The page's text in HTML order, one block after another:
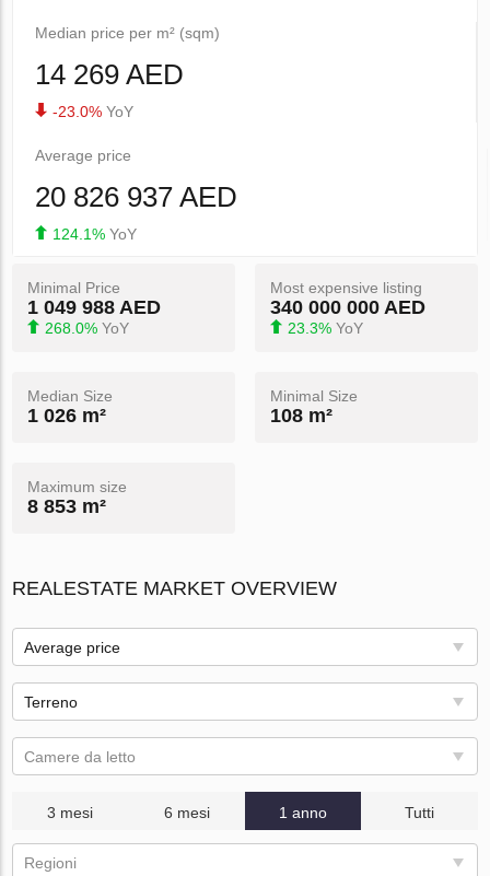
Median price per m² (sqm)
14 269 AED
-23.0% YoY
Average price
20 826 937 AED
124.1% YoY
Minimal Price
1 049 988 AED
268.0% YoY
Most expensive listing
340 000 000 AED
23.3% YoY
Median Size
1 026 m²
Minimal Size
108 m²
Maximum size
8 853 m²
REALESTATE MARKET OVERVIEW
Average price
Terreno
Camere da letto
3 mesi 6 mesi 1 anno Tutti
Regioni